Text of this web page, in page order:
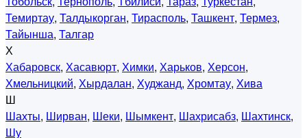
Темиртау, Талдыкорган, Тирасполь, Ташкент, Термез,
Тайынша, Талгар
Х
Хабаровск, Хасавюрт, Химки, Харьков, Херсон,
Хмельницкий, Хырдалан, Худжанд, Хромтау, Хива
Ш
Шахты, Ширван, Шеки, Шымкент, Шахрисабз, Шахтинск,
Шу